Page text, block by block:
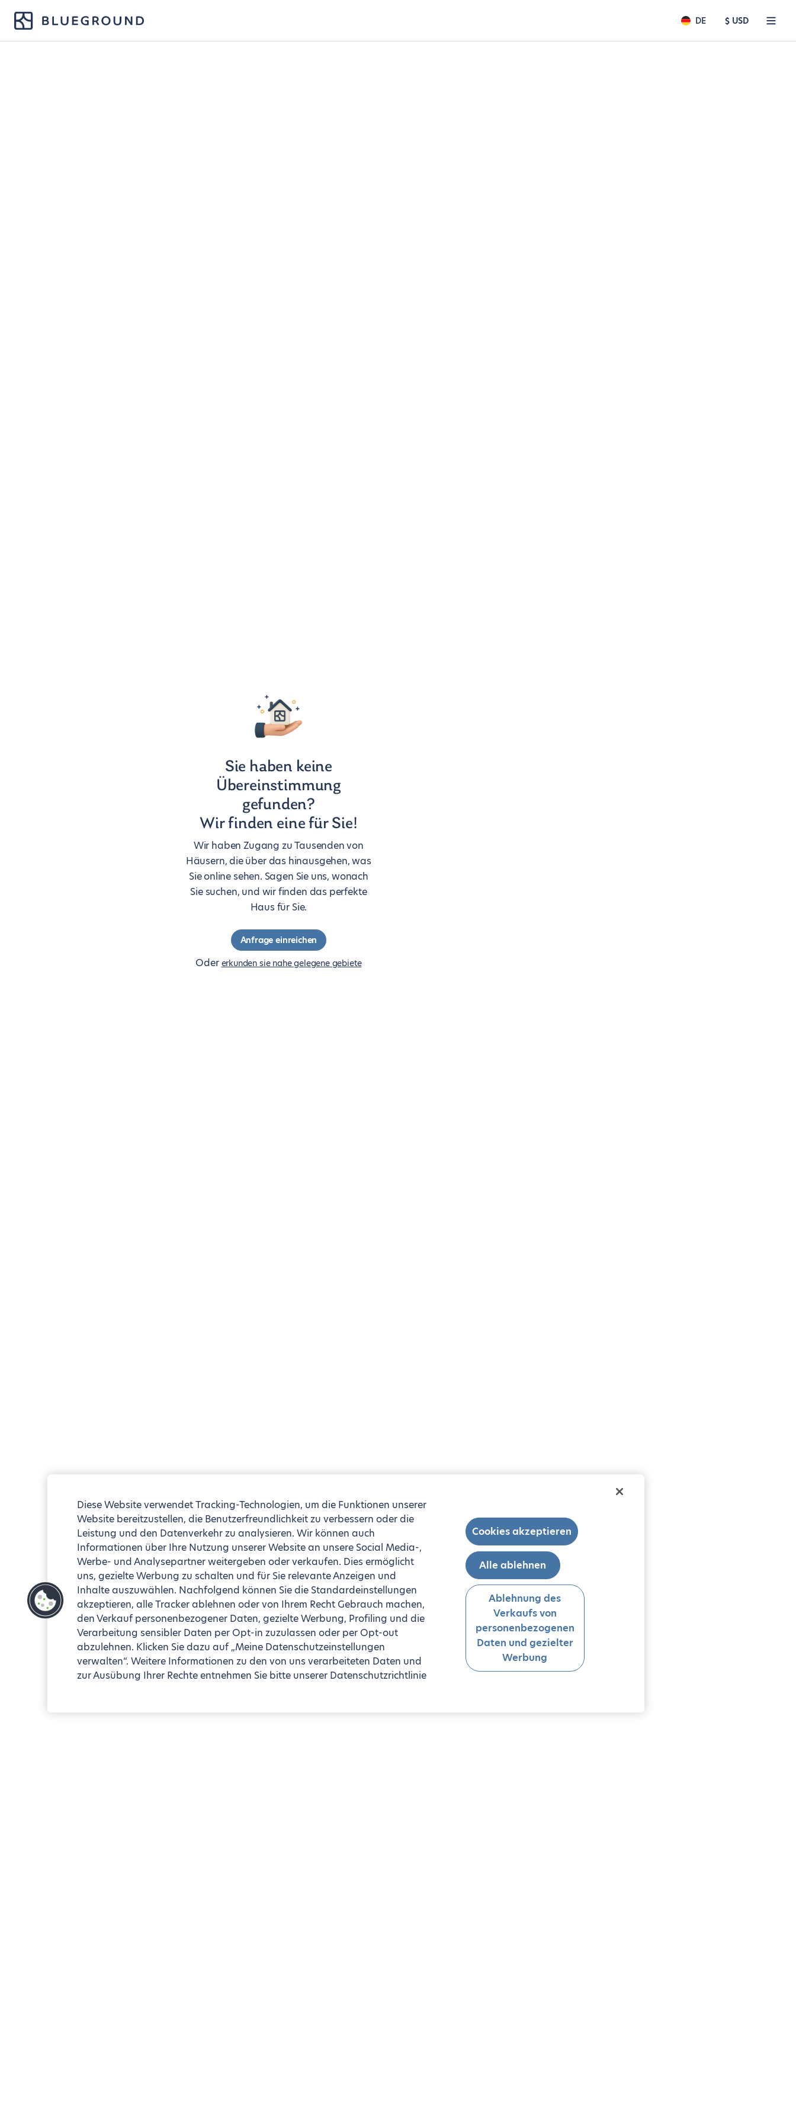
DE $ USD
Sie haben keine
Übereinstimmung
gefunden?
Wir finden eine für Sie!
Wir haben Zugang zu Tausenden von
Häusern, die über das hinausgehen, was
Sie online sehen. Sagen Sie uns, wonach
Sie suchen, und wir finden das perfekte
Haus für Sie.
Anfrage einreichen
Oder erkunden sie nahe gelegene gebiete
Diese Website verwendet Tracking-Technologien, um die Funktionen unserer
Website bereitzustellen, die Benutzerfreundlichkeit zu verbessern oder die
Leistung und den Datenverkehr zu analysieren. Wir können auch
Informationen über Ihre Nutzung unserer Website an unsere Social Media-,
Werbe- und Analysepartner weitergeben oder verkaufen. Dies ermöglicht
uns, gezielte Werbung zu schalten und für Sie relevante Anzeigen und
Inhalte auszuwählen. Nachfolgend können Sie die Standardeinstellungen
akzeptieren, alle Tracker ablehnen oder von Ihrem Recht Gebrauch machen,
den Verkauf personenbezogener Daten, gezielte Werbung, Profiling und die
Verarbeitung sensibler Daten per Opt-in zuzulassen oder per Opt-out
abzulehnen. Klicken Sie dazu auf „Meine Datenschutzeinstellungen
verwalten“. Weitere Informationen zu den von uns verarbeiteten Daten und
zur Ausübung Ihrer Rechte entnehmen Sie bitte unserer Datenschutzrichtlinie
Cookies akzeptieren
Alle ablehnen
Ablehnung des
Verkaufs von
personenbezogenen
Daten und gezielter
Werbung